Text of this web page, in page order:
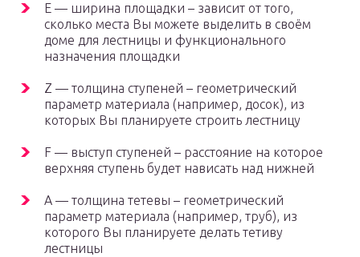
E — ширина площадки – зависит от того,
сколько места Вы можете выделить в своём
доме для лестницы и функционального
назначения площадки
Z — толщина ступеней – геометрический
параметр материала (например, досок), из
которых Вы планируете строить лестницу
F — выступ ступеней – расстояние на которое
верхняя ступень будет нависать над нижней
A — толщина тетевы – геометрический
параметр материала (например, труб), из
которого Вы планируете делать тетиву
лестницы